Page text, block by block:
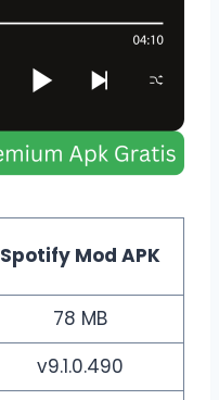
Spotify Mod APK
78 MB
v9.1.0.490